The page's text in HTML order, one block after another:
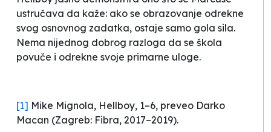
ustručava da kaže: ako se obrazovanje odrekne
svog osnovnog zadatka, ostaje samo gola sila.
Nema nijednog dobrog razloga da se škola
povuče i odrekne svoje primarne uloge.
[1] Mike Mignola, Hellboy, 1–6, preveo Darko
Macan (Zagreb: Fibra, 2017–2019).